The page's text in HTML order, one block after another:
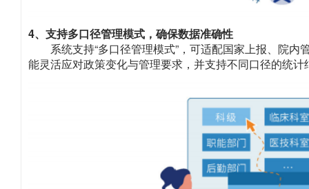
4、支持多口径管理模式，确保数据准确性
系统支持“多口径管理模式”，可适配国家上报、院
能灵活应对政策变化与管理要求，并支持不同口径的统